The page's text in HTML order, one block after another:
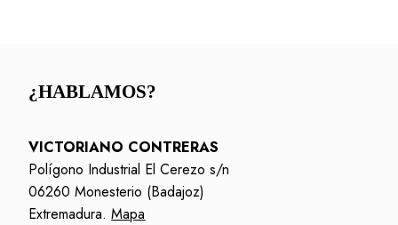
¿HABLAMOS?
VICTORIANO CONTRERAS
Polígono Industrial El Cerezo s/n
06260 Monesterio (Badajoz)
Extremadura.Mapa